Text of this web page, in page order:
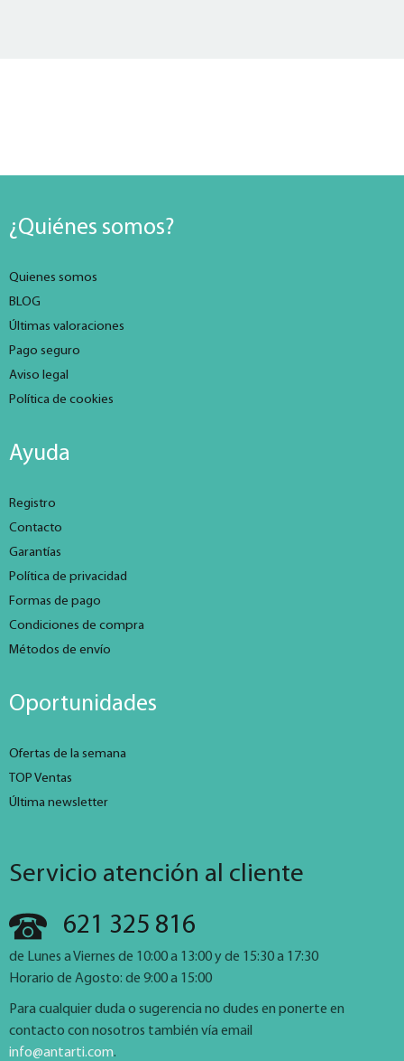
¿Quiénes somos?
Quienes somos
BLOG
Últimas valoraciones
Pago seguro
Aviso legal
Política de cookies
Ayuda
Registro
Contacto
Garantías
Política de privacidad
Formas de pago
Condiciones de compra
Métodos de envío
Oportunidades
Ofertas de la semana
TOP Ventas
Última newsletter
Servicio atención al cliente
621 325 816
de Lunes a Viernes de 10:00 a 13:00 y de 15:30 a 17:30
Horario de Agosto: de 9:00 a 15:00
Para cualquier duda o sugerencia no dudes en ponerte en
contacto con nosotros también vía email
info@antarti.com.